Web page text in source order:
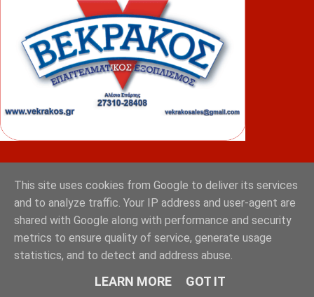
This site uses cookies from Google to deliver its services
and to analyze traffic. Your IP address and user-agent are
shared with Google along with performance and security
metrics to ensure quality of service, generate usage
statistics, and to detect and address abuse.
LEARN MORE GOT IT